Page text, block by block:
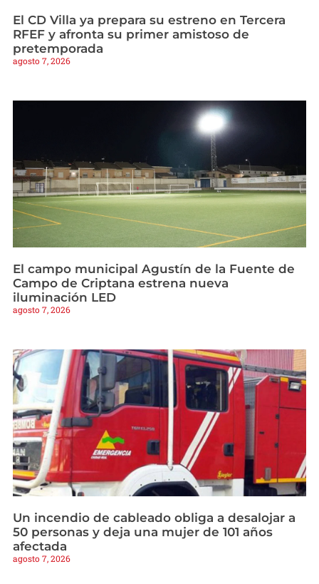
El CD Villa ya prepara su estreno en Tercera
RFEF y afronta su primer amistoso de
pretemporada
agosto 7, 2026
El campo municipal Agustín de la Fuente de
Campo de Criptana estrena nueva
iluminación LED
agosto 7, 2026
Un incendio de cableado obliga a desalojar a
50 personas y deja una mujer de 101 años
afectada
agosto 7, 2026